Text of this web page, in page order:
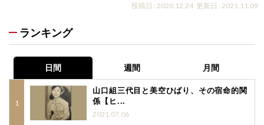
投稿日 : 2020.12.24 更新日 : 2021.11.09
ランキング
日間 週間 月間
山口組三代目と美空ひばり、その宿命的関
係【ヒ...
2021.07.06